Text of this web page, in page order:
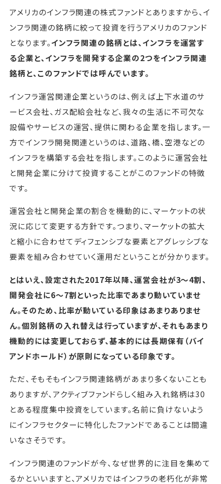
アメリカのインフラ関連の株式ファンドとありますから、イ
ンフラ関連の銘柄に絞って投資を行うアメリカのファンド
となります。インフラ関連の銘柄とは、インフラを運営す
る企業と、インフラを開発する企業の2つをインフラ関連
銘柄と、このファンドでは呼んでいます。
インフラ運営関連企業というのは、例えば上下水道のサ
ービス会社、ガス配給会社など、我々の生活に不可欠な
設備やサービスの運営、提供に関わる企業を指します。一
方でインフラ開発関連というのは、道路、橋、空港などの
インフラを構築する会社を指します。このように運営会社
と開発企業に分けて投資することがこのファンドの特徴
です。
運営会社と開発企業の割合を機動的に、マーケットの状
況に応じて変更する方針です。つまり、マーケットの拡大
と縮小に合わせてディフェンシブな要素とアグレッシブな
要素を組み合わせていく運用だということが分かります。
とはいえ、設定された2017年以降、運営会社が3～4割、
開発会社に6～7割といった比率であまり動いていませ
ん。そのため、比率が動いている印象はあまりありませ
ん。個別銘柄の入れ替えは行っていますが、それもあまり
機動的には変更しておらず、基本的には長期保有（バイ
アンドホールド）が原則になっている印象です。
ただ、そもそもインフラ関連銘柄があまり多くないことも
ありますが、アクティブファンドらしく組み入れ銘柄は30
とある程度集中投資をしています。名前に負けないよう
にインフラセクターに特化したファンドであることは間違
いなさそうです。
インフラ関連のファンドが今、なぜ世界的に注目を集めて
るかといいますと、アメリカではインフラの老朽化が非常